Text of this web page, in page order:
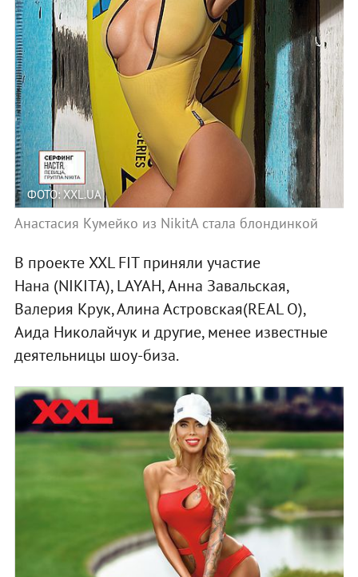
ФОТО: XXL.UA
Анастасия Кумейко из NikitA стала блондинкой
В проекте XXL FIT приняли участие
Нана (NIKITA), LAYAH, Анна Завальская,
Валерия Крук, Алина Астровская(REAL O),
Аида Николайчук и другие, менее известные
деятельницы шоу-биза.